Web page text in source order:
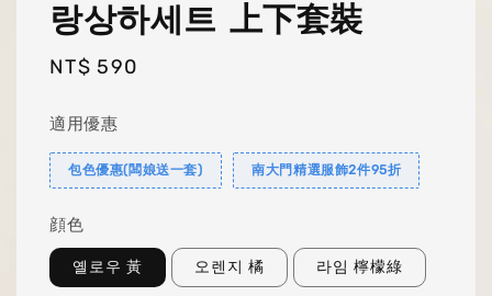
랑상하세트 上下套裝
Regular
NT$ 590
適用優惠
包色優惠(闆娘送一套) 南大門精選服飾2件95折
顔色
옐로우 黃 오렌지 橘 라임 檸檬綠